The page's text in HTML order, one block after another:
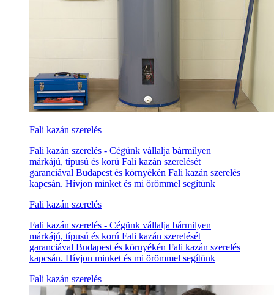
Fali kazán szerelés
Fali kazán szerelés - Cégünk vállalja bármilyen
márkájú, típusú és korú Fali kazán szerelését
garanciával Budapest és környékén Fali kazán szerelés
kapcsán. Hívjon minket és mi örömmel segítünk
Fali kazán szerelés
Fali kazán szerelés - Cégünk vállalja bármilyen
márkájú, típusú és korú Fali kazán szerelését
garanciával Budapest és környékén Fali kazán szerelés
kapcsán. Hívjon minket és mi örömmel segítünk
Fali kazán szerelés